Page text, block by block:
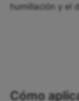
humillación y el
Cómo